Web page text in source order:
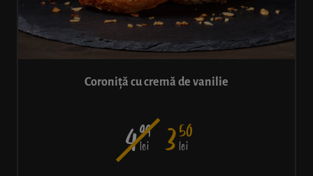
Coroniță cu cremă de vanilie
499
lei 350
lei